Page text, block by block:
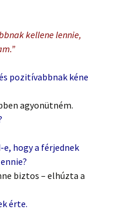
kellene lennie,
pozitívabbnak kéne
agyonütném.
hogy a férjednek
biztos – elhúzta a
érte.